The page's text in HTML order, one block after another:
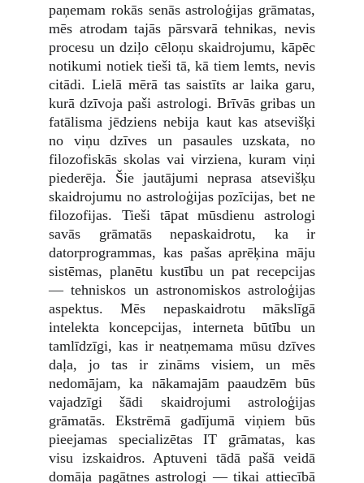
paņemam rokās senās astroloģijas grāmatas,
mēs atrodam tajās pārsvarā tehnikas, nevis
procesu un dziļo cēloņu skaidrojumu, kāpēc
notikumi notiek tieši tā, kā tiem lemts, nevis
citādi. Lielā mērā tas saistīts ar laika garu,
kurā dzīvoja paši astrologi. Brīvās gribas un
fatālisma jēdziens nebija kaut kas atsevišķi
no viņu dzīves un pasaules uzskata, no
filozofiskās skolas vai virziena, kuram viņi
piederēja. Šie jautājumi neprasa atsevišķu
skaidrojumu no astroloģijas pozīcijas, bet ne
filozofijas. Tieši tāpat mūsdienu astrologi
savās grāmatās nepaskaidrotu, ka ir
datorprogrammas, kas pašas aprēķina māju
sistēmas, planētu kustību un pat recepcijas
— tehniskos un astronomiskos astroloģijas
aspektus. Mēs nepaskaidrotu mākslīgā
intelekta koncepcijas, interneta būtību un
tamlīdzīgi, kas ir neatņemama mūsu dzīves
daļa, jo tas ir zināms visiem, un mēs
nedomājam, ka nākamajām paaudzēm būs
vajadzīgi šādi skaidrojumi astroloģijas
grāmatās. Ekstrēmā gadījumā viņiem būs
pieejamas specializētas IT grāmatas, kas
visu izskaidros. Aptuveni tādā pašā veidā
domāja pagātnes astrologi — tikai attiecībā